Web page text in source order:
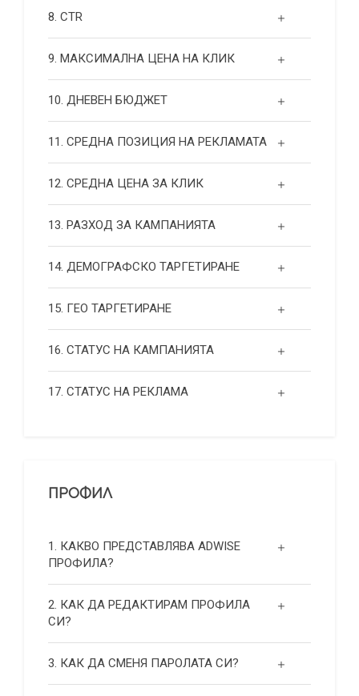
8. CTR
9. МАКСИМАЛНА ЦЕНА НА КЛИК
10. ДНЕВЕН БЮДЖЕТ
11. СРЕДНА ПОЗИЦИЯ НА РЕКЛАМАТА
12. СРЕДНА ЦЕНА ЗА КЛИК
13. РАЗХОД ЗА КАМПАНИЯТА
14. ДЕМОГРАФСКО ТАРГЕТИРАНЕ
15. ГЕО ТАРГЕТИРАНЕ
16. СТАТУС НА КАМПАНИЯТА
17. СТАТУС НА РЕКЛАМА
ПРОФИЛ
1. КАКВО ПРЕДСТАВЛЯВА ADWISE
ПРОФИЛА?
2. КАК ДА РЕДАКТИРАМ ПРОФИЛА
СИ?
3. КАК ДА СМЕНЯ ПАРОЛАТА СИ?